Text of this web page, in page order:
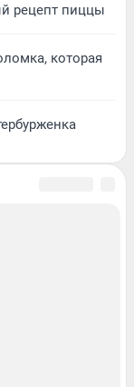
рецепт пиццы
которая